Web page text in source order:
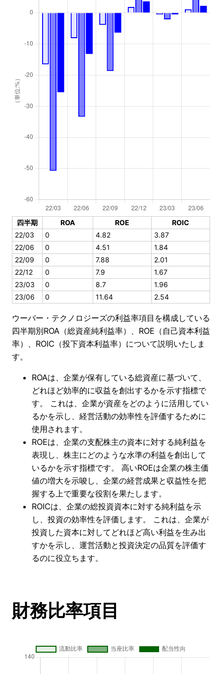
四半期 ROA ROE
ROIC
22/03
0 4.82
3.87
22/06
0 4.51
1.84
22/09
0 7.88
2.01
22/12
0 7.9
1.67
23/03
0 8.7
1.96
23/06
0 11.64 2.54
ウーバー・テクノロジーズの利益率項目を構成している
四半期別ROA（総資産純利益率）、ROE（自己資本利益
率）、ROIC（投下資本利益率）について説明いたしま
す。
ROAは、企業が保有している総資産に基づいて、
どれほど効率的に収益を創出するかを示す指標で
す。 これは、企業が資産をどのように活用してい
るかを示し、経営活動の効率性を評価するために
使用されます。
ROEは、企業の支配株主の資本に対する純利益を
表現し、株主にどのような水準の利益を創出して
いるかを示す指標です。 高いROEは企業の株主価
値の増大を示唆し、企業の経営成果と収益性を把
握する上で重要な役割を果たします。
ROICは、企業の総投資資本に対する純利益を示
し、投資の効率性を評価します。 これは、企業が
投資した資本に対してどれほど高い利益を生み出
すかを示し、運営活動と投資決定の品質を評価す
るのに役立ちます。
財務比率項目